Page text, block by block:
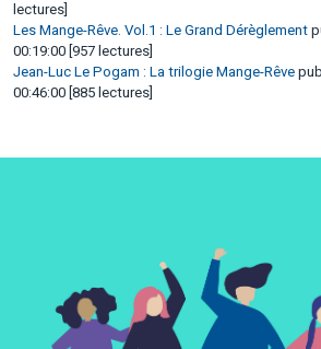
lectures]
Les Mange-Rêve. Vol.1 : Le Grand Dérèglement
00:19:00 [957 lectures]
Jean-Luc Le Pogam : La trilogie Mange-Rêve
00:46:00 [885 lectures]